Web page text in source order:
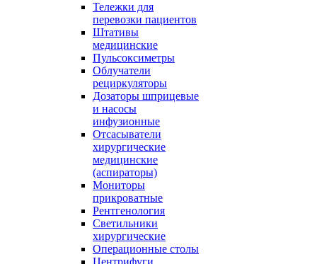
Тележки для
перевозки пациентов
Штативы
медицинские
Пульсоксиметры
Облучатели
рециркуляторы
Дозаторы шприцевые
и насосы
инфузионные
Отсасыватели
хирургические
медицинские
(аспираторы)
Мониторы
прикроватные
Рентгенология
Светильники
хирургические
Операционные столы
Центрифуги